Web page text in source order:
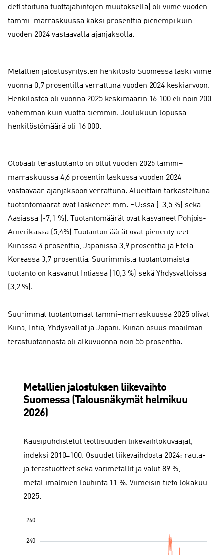
deflatoituna tuottajahintojen muutoksella) oli viime vuoden
tammi–marraskuussa kaksi prosenttia pienempi kuin
vuoden 2024 vastaavalla ajanjaksolla.
Metallien jalostusyritysten henkilöstö Suomessa laski viime
vuonna 0,7 prosentilla verrattuna vuoden 2024 keskiarvoon.
Henkilöstöä oli vuonna 2025 keskimäärin 16 100 eli noin 200
vähemmän kuin vuotta aiemmin. Joulukuun lopussa
henkilöstömäärä oli 16 000.
Globaali terästuotanto on ollut vuoden 2025 tammi–
marraskuussa 4,6 prosentin laskussa vuoden 2024
vastaavaan ajanjaksoon verrattuna. Alueittain tarkasteltuna
tuotantomäärät ovat laskeneet mm. EU:ssa (-3,5 %) sekä
Aasiassa (-7,1 %). Tuotantomäärät ovat kasvaneet Pohjois-
Amerikassa (5,4%) Tuotantomäärät ovat pienentyneet
Kiinassa 4 prosenttia, Japanissa 3,9 prosenttia ja Etelä-
Koreassa 3,7 prosenttia. Suurimmista tuotantomaista
tuotanto on kasvanut Intiassa (10,3 %) sekä Yhdysvalloissa
(3,2 %).
Suurimmat tuotantomaat tammi–marraskuussa 2025 olivat
Kiina, Intia, Yhdysvallat ja Japani. Kiinan osuus maailman
terästuotannosta oli alkuvuonna noin 55 prosenttia.
Metallien jalostuksen liikevaihto
Suomessa (Talousnäkymät helmikuu
2026)
Kausipuhdistetut teollisuuden liikevaihtokuvaajat,
indeksi 2010=100. Osuudet liikevaihdosta 2024: rauta-
ja terästuotteet sekä värimetallit ja valut 89 %,
metallimalmien louhinta 11 %. Viimeisin tieto lokakuu
2025.